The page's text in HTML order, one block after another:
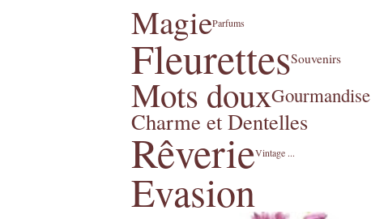
MagieParfums
FleurettesSouvenirs
Mots douxGourmandise
Charme et Dentelles
RêverieVintage ...
Evasion